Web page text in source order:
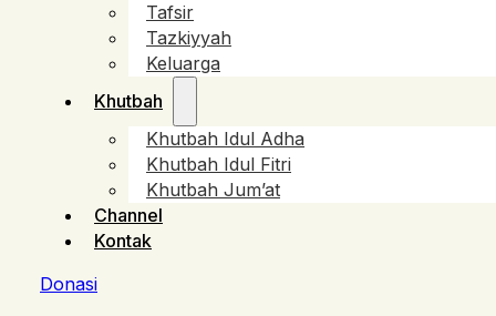
Tafsir
Tazkiyyah
Keluarga
Khutbah
Khutbah Idul Adha
Khutbah Idul Fitri
Khutbah Jum’at
Channel
Kontak
Donasi